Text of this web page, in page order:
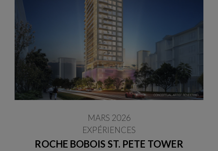
ROCHE BOBOIS ST. PETE TOWER
MARS 2026
EXPÉRIENCES